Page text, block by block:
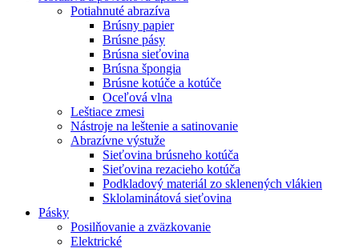
Potiahnuté abrazíva
Brúsny papier
Brúsne pásy
Brúsna sieťovina
Brúsna špongia
Brúsne kotúče a kotúče
Oceľová vlna
Leštiace zmesi
Nástroje na leštenie a satinovanie
Abrazívne výstuže
Sieťovina brúsneho kotúča
Sieťovina rezacieho kotúča
Podkladový materiál zo sklenených vlákien
Sklolaminátová sieťovina
Pásky
Posilňovanie a zväzkovanie
Elektrické